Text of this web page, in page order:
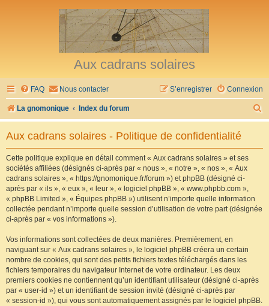
Aux cadrans solaires
FAQ Nous contacter Connexion
S’enregistrer
La gnomonique Index du forum
e
Aux cadrans solaires - Politique de confidentialité
Cette politique explique en détail comment « Aux cadrans solaires » et ses
sociétés affiliées (désignés ci-après par « nous », « notre », « nos », « Aux
cadrans solaires », « https://gnomonique.fr/forum ») et phpBB (désigné ci-
après par « ils », « eux », « leur », « logiciel phpBB », « www.phpbb.com »,
« phpBB Limited », « Équipes phpBB ») utilisent n’importe quelle information
collectée pendant n’importe quelle session d’utilisation de votre part (désignée
ci-après par « vos informations »).
Vos informations sont collectées de deux manières. Premièrement, en
naviguant sur « Aux cadrans solaires », le logiciel phpBB créera un certain
nombre de cookies, qui sont des petits fichiers textes téléchargés dans les
fichiers temporaires du navigateur Internet de votre ordinateur. Les deux
premiers cookies ne contiennent qu’un identifiant utilisateur (désigné ci-après
par « user-id ») et un identifiant de session invité (désigné ci-après par
« session-id »), qui vous sont automatiquement assignés par le logiciel phpBB.